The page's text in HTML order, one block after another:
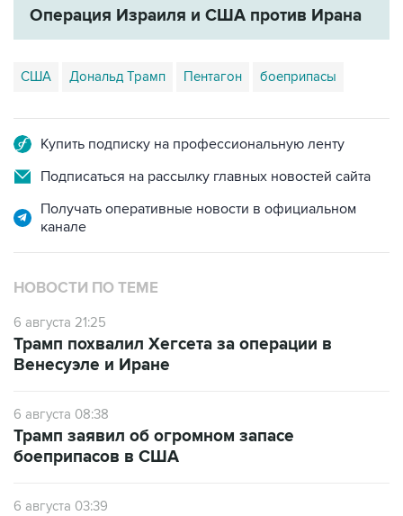
Операция Израиля и США против Ирана
США Дональд Трамп Пентагон боеприпасы
Купить подписку на профессиональную ленту
Подписаться на рассылку главных новостей сайта
Получать оперативные новости в официальном
канале
НОВОСТИ ПО ТЕМЕ
6 августа 21:25
Трамп похвалил Хегсета за операции в
Венесуэле и Иране
6 августа 08:38
Трамп заявил об огромном запасе
боеприпасов в США
6 августа 03:39